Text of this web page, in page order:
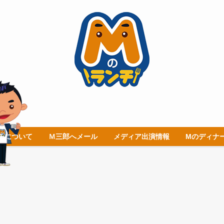
について Ｍ三郎へメール メディア出演情報 Mのディナ